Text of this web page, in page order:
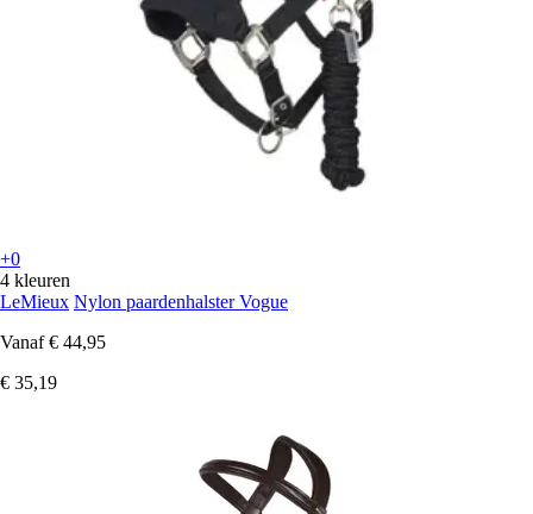
+0
4 kleuren
LeMieux Nylon paardenhalster Vogue
Vanaf € 44,95
€ 35,19